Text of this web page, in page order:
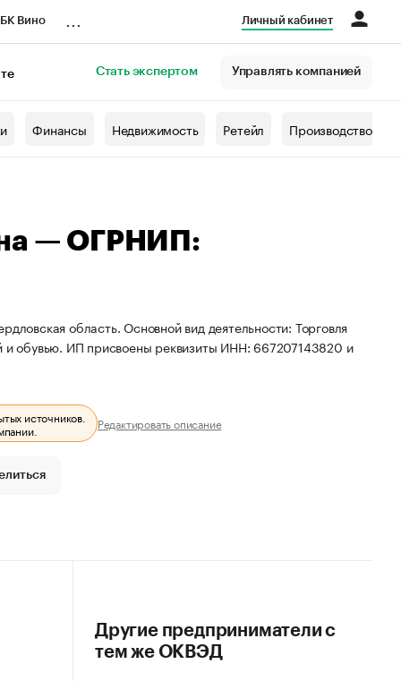
Вино Личный кабинет
Стать экспертом Управлять компанией
Финансы Недвижимость Ретейл Производство
— ОГРНИП:
область. Основной вид деятельности: Торговля
и обувью. ИП присвоены реквизиты ИНН: 667207143820 и
источников.
Редактировать описание
Другие предприниматели с
тем же ОКВЭД